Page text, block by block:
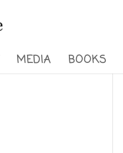
MEDIA BOOKS